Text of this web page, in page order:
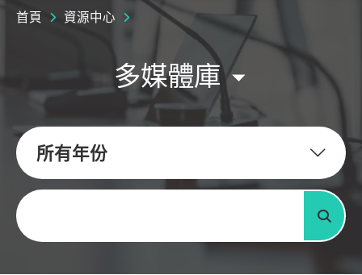
首頁 資源中心
多媒體庫
所有年份
關鍵字
搜尋